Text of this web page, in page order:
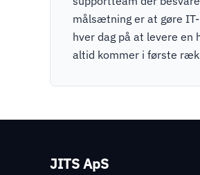
målsætning er at gøre
hver dag på at levere en
altid kommer i første
JITS ApS